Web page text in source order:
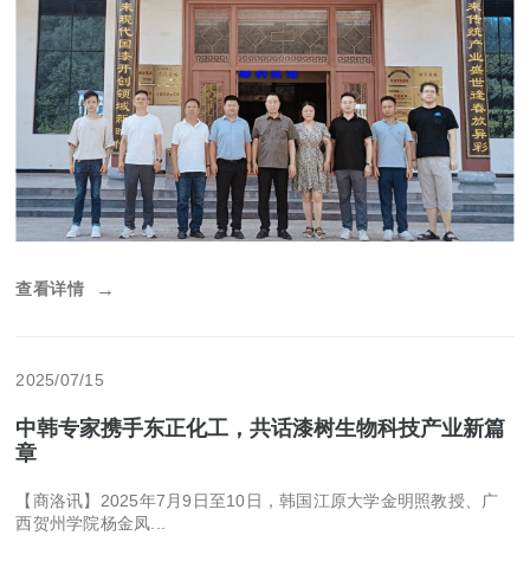
查看详情 →
2025/07/15
中韩专家携手东正化工，共话漆树生物科技产业新篇
章
【商洛讯】2025年7月9日至10日，韩国江原大学金明照教授、广
西贺州学院杨金凤...